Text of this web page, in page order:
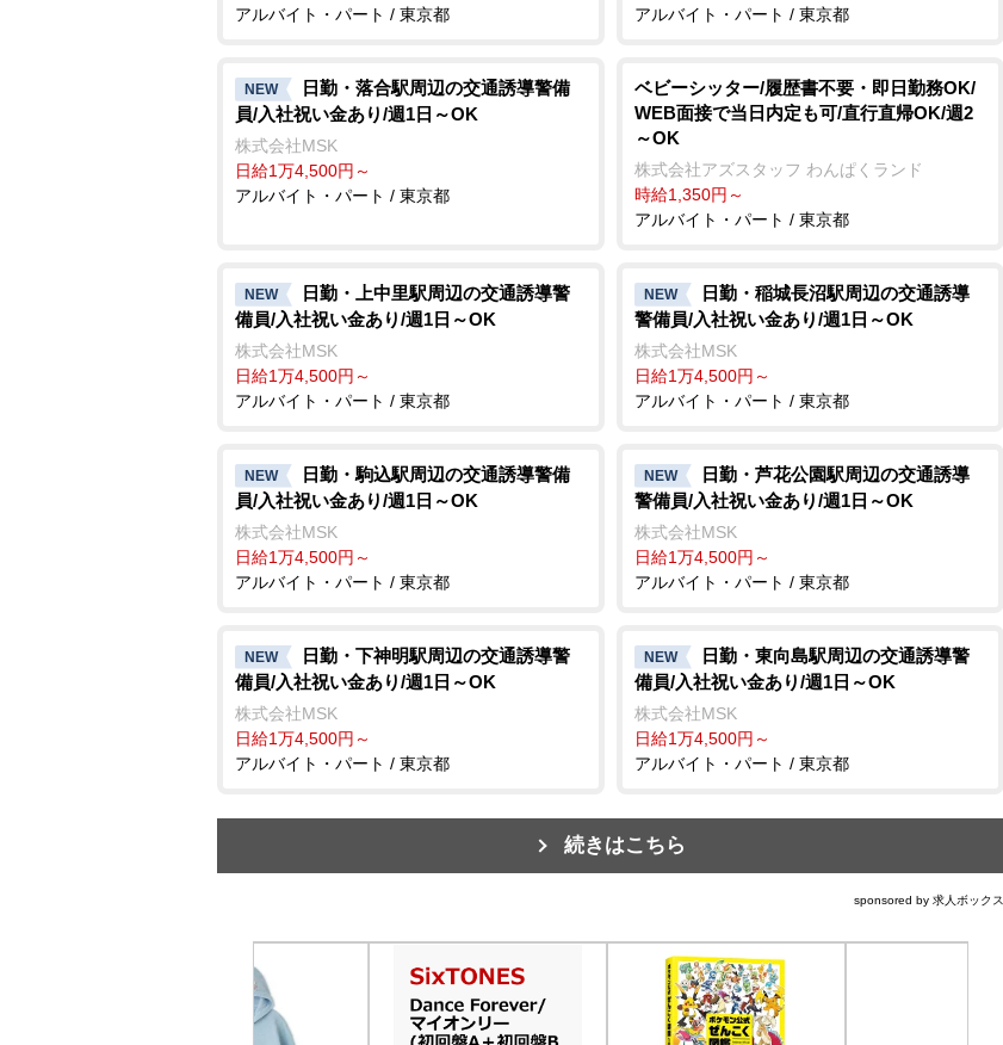
アルバイト・パート / 東京都
アルバイト・パート / 東京都
NEW
日勤・落合駅周辺の交通誘導警備
員/入社祝い金あり/週1日～OK
株式会社MSK
日給1万4,500円～
アルバイト・パート / 東京都
ベビーシッター/履歴書不要・即日勤務OK/
WEB面接で当日内定も可/直行直帰OK/週2
～OK
株式会社アズスタッフ わんぱくランド
時給1,350円～
アルバイト・パート / 東京都
NEW
日勤・上中里駅周辺の交通誘導警
備員/入社祝い金あり/週1日～OK
株式会社MSK
日給1万4,500円～
アルバイト・パート / 東京都
NEW
日勤・稲城長沼駅周辺の交通誘導
警備員/入社祝い金あり/週1日～OK
株式会社MSK
日給1万4,500円～
アルバイト・パート / 東京都
NEW
日勤・駒込駅周辺の交通誘導警備
員/入社祝い金あり/週1日～OK
株式会社MSK
日給1万4,500円～
アルバイト・パート / 東京都
NEW
日勤・芦花公園駅周辺の交通誘導
警備員/入社祝い金あり/週1日～OK
株式会社MSK
日給1万4,500円～
アルバイト・パート / 東京都
NEW
日勤・下神明駅周辺の交通誘導警
備員/入社祝い金あり/週1日～OK
株式会社MSK
日給1万4,500円～
アルバイト・パート / 東京都
NEW
日勤・東向島駅周辺の交通誘導警
備員/入社祝い金あり/週1日～OK
株式会社MSK
日給1万4,500円～
アルバイト・パート / 東京都
続きはこちら
sponsored by 求人ボックス